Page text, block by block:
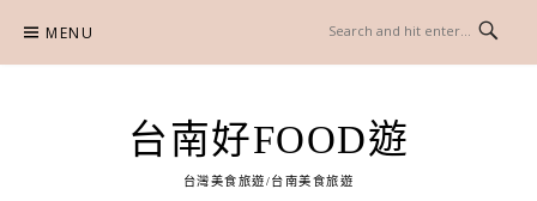
content
MENU
台南好FOOD遊
台灣美食旅遊/台南美食旅遊